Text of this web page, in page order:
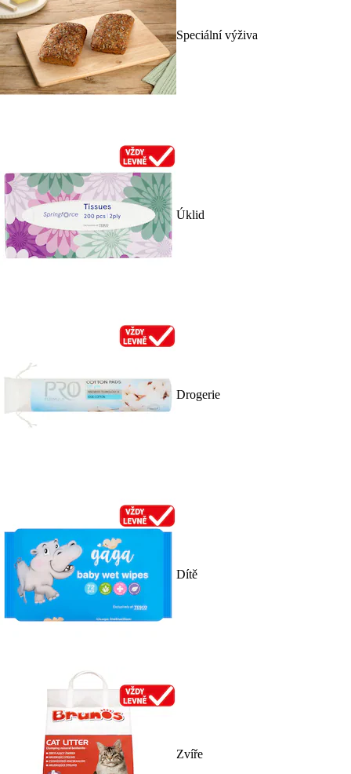
Speciální výživa
Úklid
Drogerie
Dítě
Zvíře